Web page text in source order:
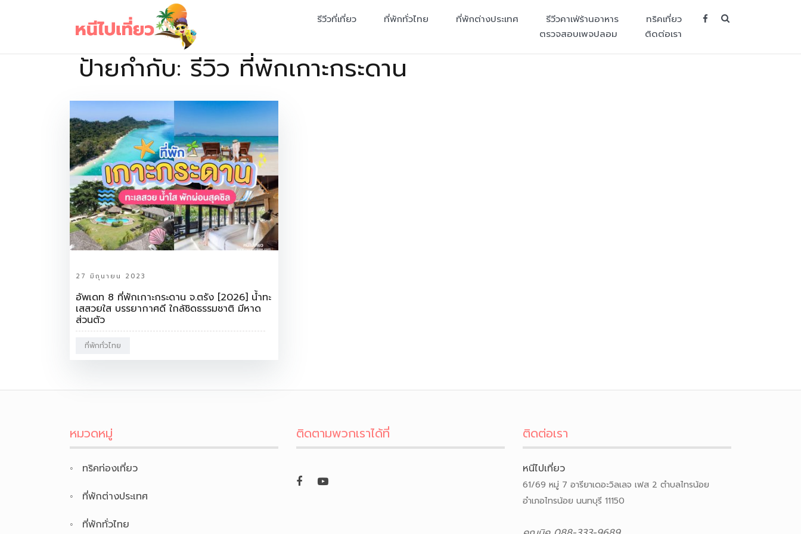
เว็บไซต์รวบรวมที่พัก ที่เที่ยว ที่กิน ไว้ในที่เดียว
รีวีวที่เที่ยว ที่พักทั่วไทย ที่พักต่างประเทศ รีวีวคาเฟ่ร้านอาหาร
ทริคเที่ยว
ตรวจสอบเพจปลอม
ติดต่อเรา
ป้ายกำกับ: รีวิว ที่พักเกาะกระดาน
27 มิถุนายน 2023
อัพเดท 8 ที่พักเกาะกระดาน จ.ตรัง [2026] น้ำทะ
เสสวยใส บรรยากาศดี ใกล้ชิดธรรมชาติ มีหาด
ส่วนตัว
ที่พักทั่วไทย
หมวดหมู่
ทริคท่องเที่ยว
ที่พักต่างประเทศ
ที่พักทั่วไทย
ติดตามพวกเราได้ที่ ติดต่อเรา
หนีไปเที่ยว
61/69 หมู่ 7 อารียาเดอะวิลเลจ เฟส 2 ตำบลไทรน้อย
อำเภอไทรน้อย นนทบุรี 11150